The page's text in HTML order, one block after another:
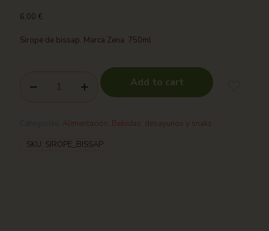
6,00 €
Sirope de bissap. Marca Zena. 750ml.
Add to cart
Alimentación Bebidas, desayunos y snaks
SKU: SIROPE_BISSAP